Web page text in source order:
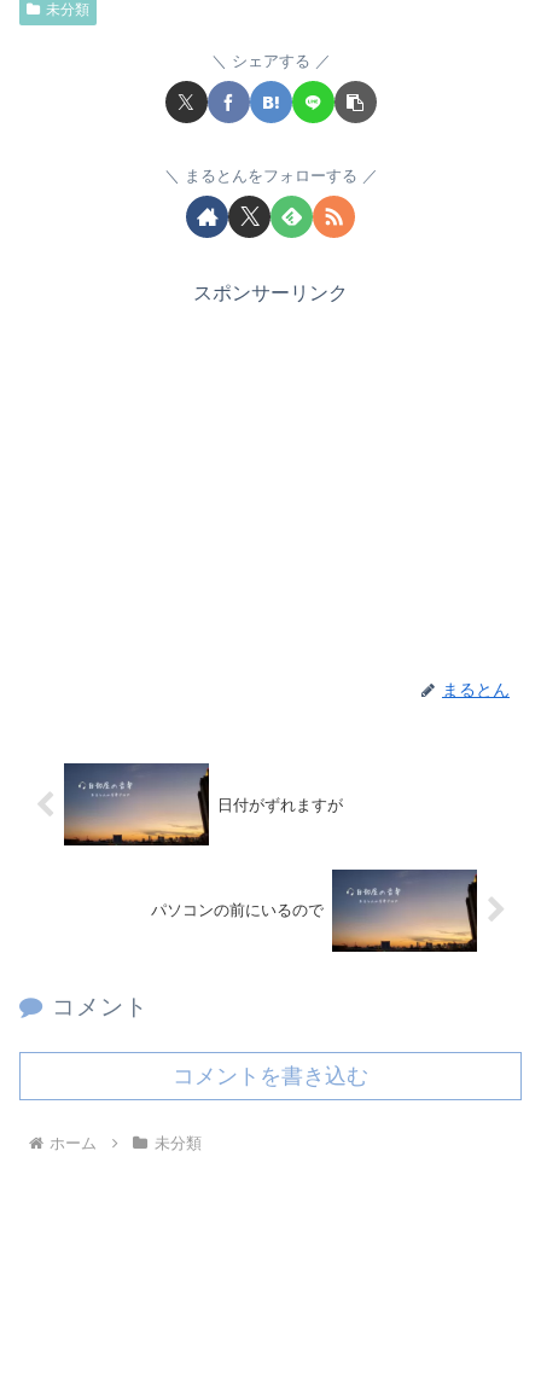
未分類
シェアする
まるとんをフォローする
スポンサーリンク
まるとん
日付がずれますが
パソコンの前にいるので
コメント
コメントを書き込む
ホーム 未分類